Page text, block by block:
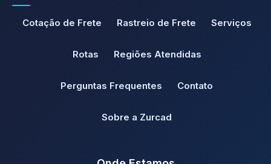
Cotação de Frete Rastreio de Frete Serviços
Rotas Regiões Atendidas
Perguntas Frequentes Contato
Sobre a Zurcad